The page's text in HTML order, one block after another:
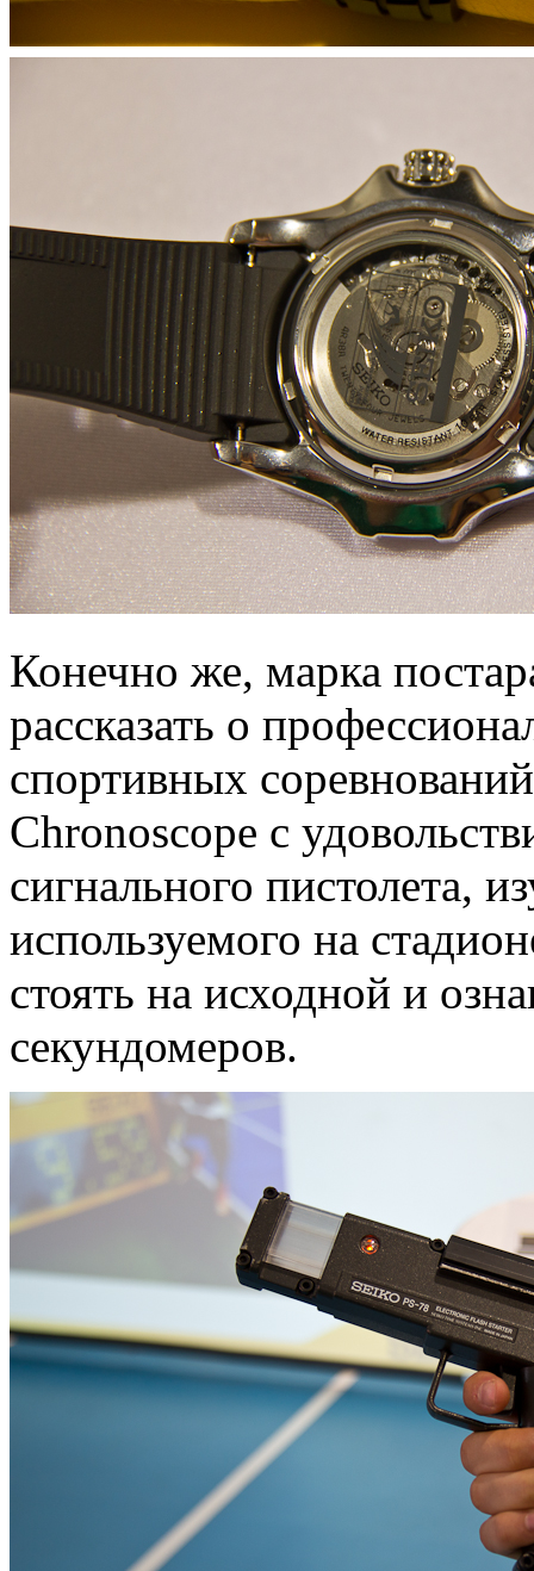
Конечно же, марка
рассказать о
спортивных
Chronoscope с
сигнального пистолета,
используемого на
стоять на исходной и
секундомеров.